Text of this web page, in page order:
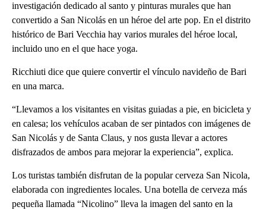
investigación dedicado al santo y pinturas murales que han
convertido a San Nicolás en un héroe del arte pop. En el distrito
histórico de Bari Vecchia hay varios murales del héroe local,
incluido uno en el que hace yoga.
Ricchiuti dice que quiere convertir el vínculo navideño de Bari
en una marca.
“Llevamos a los visitantes en visitas guiadas a pie, en bicicleta y
en calesa; los vehículos acaban de ser pintados con imágenes de
San Nicolás y de Santa Claus, y nos gusta llevar a actores
disfrazados de ambos para mejorar la experiencia”, explica.
Los turistas también disfrutan de la popular cerveza San Nicola,
elaborada con ingredientes locales. Una botella de cerveza más
pequeña llamada “Nicolino” lleva la imagen del santo en la